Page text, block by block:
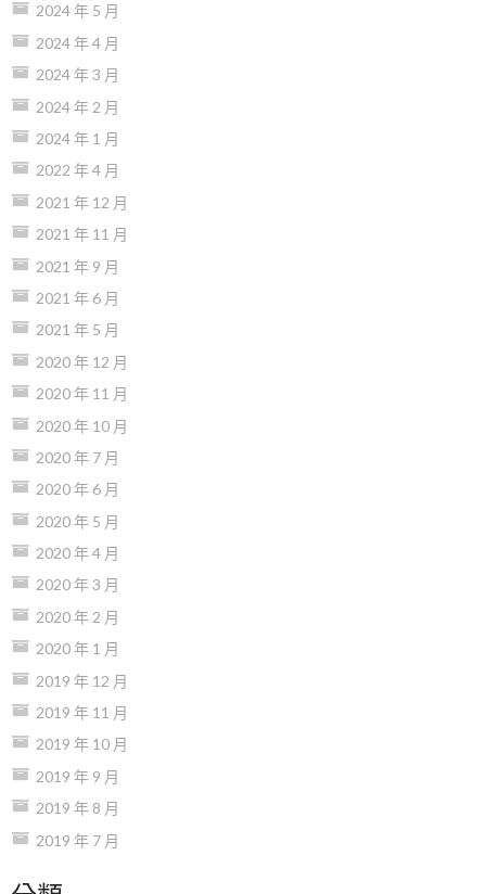
2024 年 5 月
2024 年 4 月
2024 年 3 月
2024 年 2 月
2024 年 1 月
2022 年 4 月
2021 年 12 月
2021 年 11 月
2021 年 9 月
2021 年 6 月
2021 年 5 月
2020 年 12 月
2020 年 11 月
2020 年 10 月
2020 年 7 月
2020 年 6 月
2020 年 5 月
2020 年 4 月
2020 年 3 月
2020 年 2 月
2020 年 1 月
2019 年 12 月
2019 年 11 月
2019 年 10 月
2019 年 9 月
2019 年 8 月
2019 年 7 月